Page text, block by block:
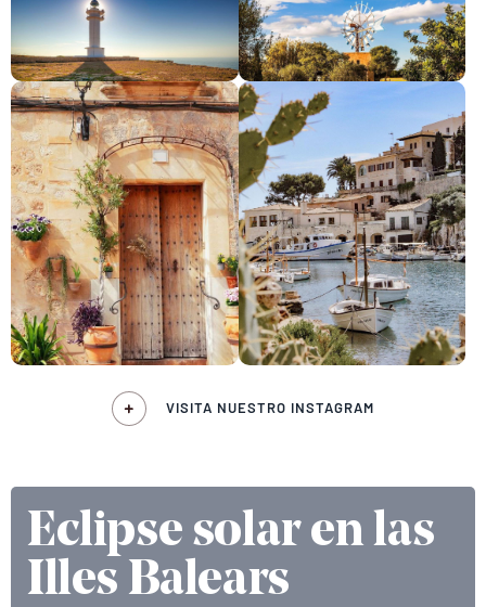
VISITA NUESTRO INSTAGRAM
Eclipse solar en las
Illes Balears